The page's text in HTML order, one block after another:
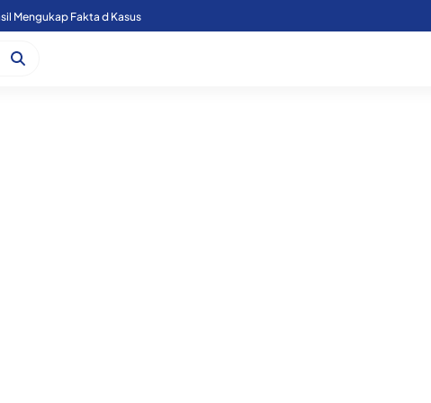
Mengukap Fakta d Kasus